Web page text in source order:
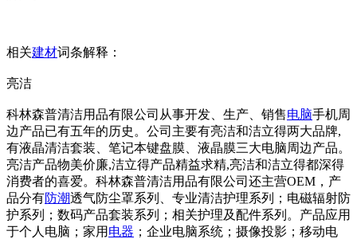
相关建材词条解释：
亮洁
科林森普清洁用品有限公司从事开发、生产、销售电脑手机周
边产品已有五年的历史。公司主要有亮洁和洁立得两大品牌,
有液晶清洁套装、笔记本键盘膜、液晶膜三大电脑周边产品。
亮洁产品物美价廉,洁立得产品精益求精,亮洁和洁立得都深得
消费者的喜爱。科林森普清洁用品有限公司还主营OEM，产
品分有防潮透气防尘罩系列、专业清洁护理系列；电磁辐射防
护系列；数码产品套装系列；相关护理及配件系列。产品应用
于个人电脑；家用 电器 ；企业电脑系统；摄像投影；移动电